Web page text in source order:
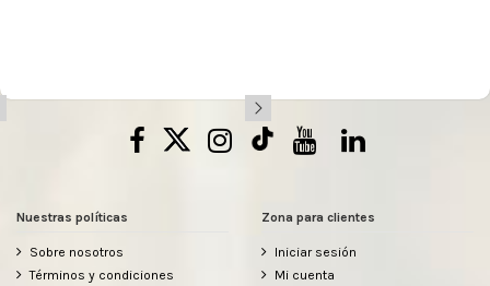
Nuestras políticas
Sobre nosotros
Términos y condiciones
Zona para clientes
Iniciar sesión
Mi cuenta